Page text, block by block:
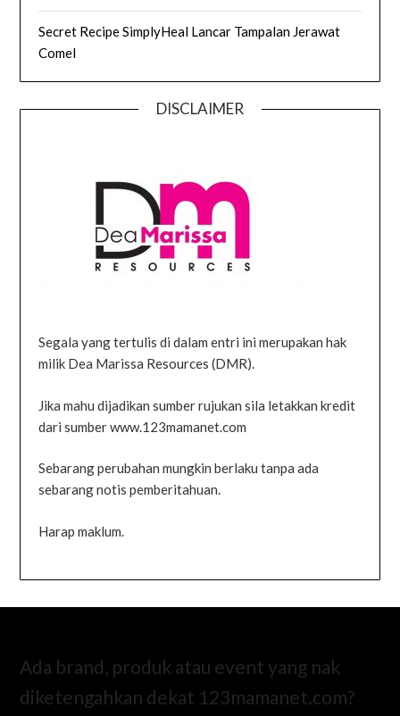
Secret Recipe SimplyHeal Lancar Tampalan Jerawat
Comel
DISCLAIMER
Segala yang tertulis di dalam entri ini merupakan hak
milik Dea Marissa Resources (DMR).
Jika mahu dijadikan sumber rujukan sila letakkan kredit
dari sumber www.123mamanet.com
Sebarang perubahan mungkin berlaku tanpa ada
sebarang notis pemberitahuan.
Harap maklum.
Ada brand, produk atau event yang nak
diketengahkan dekat 123mamanet.com?